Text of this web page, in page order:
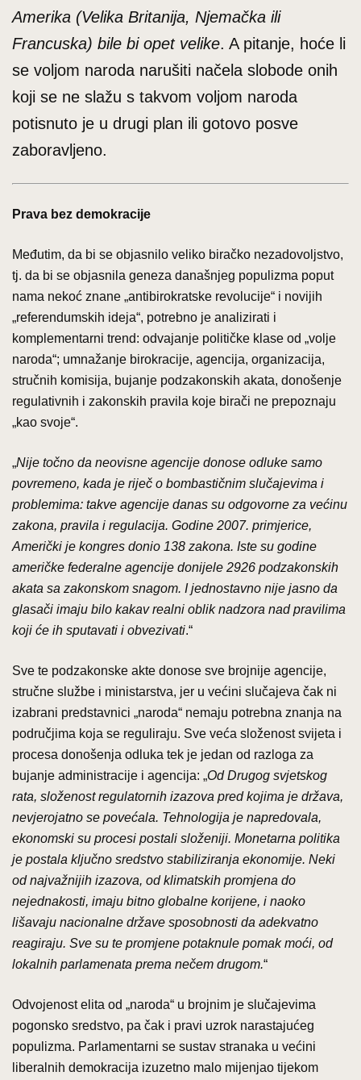
Amerika (Velika Britanija, Njemačka ili
Francuska) bile bi opet velike. A pitanje, hoće li
se voljom naroda narušiti načela slobode onih
koji se ne slažu s takvom voljom naroda
potisnuto je u drugi plan ili gotovo posve
zaboravljeno.
Prava bez demokracije
Međutim, da bi se objasnilo veliko biračko nezadovoljstvo,
tj. da bi se objasnila geneza današnjeg populizma poput
nama nekoć znane „antibirokratske revolucije“ i novijih
„referendumskih ideja“, potrebno je analizirati i
komplementarni trend: odvajanje političke klase od „volje
naroda“; umnažanje birokracije, agencija, organizacija,
stručnih komisija, bujanje podzakonskih akata, donošenje
regulativnih i zakonskih pravila koje birači ne prepoznaju
„kao svoje“.
„Nije točno da neovisne agencije donose odluke samo
povremeno, kada je riječ o bombastičnim slučajevima i
problemima: takve agencije danas su odgovorne za većinu
zakona, pravila i regulacija. Godine 2007. primjerice,
Američki je kongres donio 138 zakona. Iste su godine
američke federalne agencije donijele 2926 podzakonskih
akata sa zakonskom snagom. I jednostavno nije jasno da
glasači imaju bilo kakav realni oblik nadzora nad pravilima
koji će ih sputavati i obvezivati.“
Sve te podzakonske akte donose sve brojnije agencije,
stručne službe i ministarstva, jer u većini slučajeva čak ni
izabrani predstavnici „naroda“ nemaju potrebna znanja na
područjima koja se reguliraju. Sve veća složenost svijeta i
procesa donošenja odluka tek je jedan od razloga za
bujanje administracije i agencija: „Od Drugog svjetskog
rata, složenost regulatornih izazova pred kojima je država,
nevjerojatno se povećala. Tehnologija je napredovala,
ekonomski su procesi postali složeniji. Monetarna politika
je postala ključno sredstvo stabiliziranja ekonomije. Neki
od najvažnijih izazova, od klimatskih promjena do
nejednakosti, imaju bitno globalne korijene, i naoko
lišavaju nacionalne države sposobnosti da adekvatno
reagiraju. Sve su te promjene potaknule pomak moći, od
lokalnih parlamenata prema nečem drugom.“
Odvojenost elita od „naroda“ u brojnim je slučajevima
pogonsko sredstvo, pa čak i pravi uzrok narastajućeg
populizma. Parlamentarni se sustav stranaka u većini
liberalnih demokracija izuzetno malo mijenjao tijekom